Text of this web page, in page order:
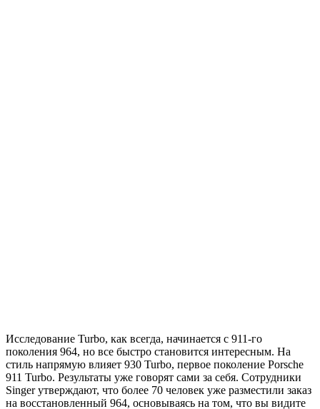
Исследование Turbo, как всегда, начинается с 911-го
поколения 964, но все быстро становится интересным. На
стиль напрямую влияет 930 Turbo, первое поколение Porsche
911 Turbo. Результаты уже говорят сами за себя. Сотрудники
Singer утверждают, что более 70 человек уже разместили заказ
на восстановленный 964, основываясь на том, что вы видите